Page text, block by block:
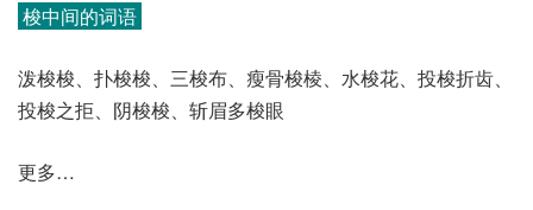
梭中间的词语
泼梭梭、扑梭梭、三梭布、瘦骨梭棱、水梭花、投梭折齿、
投梭之拒、阴梭梭、斩眉多梭眼
更多…